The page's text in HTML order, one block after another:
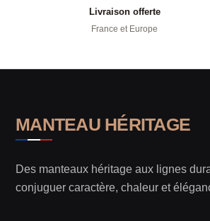
Livraison offerte
France et Europe
MANTEAU HÉRITAGE
Des manteaux héritage aux lignes
conjuguer caractère, chaleur et